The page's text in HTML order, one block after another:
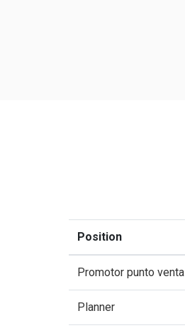
Position
Promotor punto venta
Planner